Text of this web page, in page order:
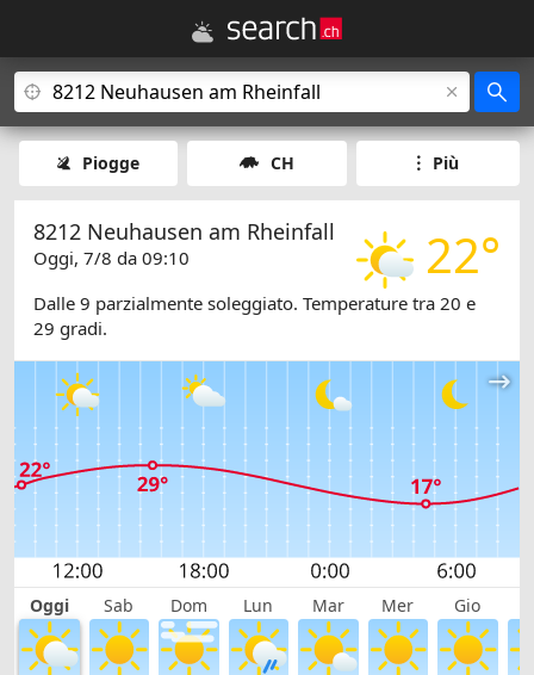
Piogge CH Più
22°
8212 Neuhausen am Rheinfall
Oggi, 7/8 da 09:10
Dalle 9 parzialmente soleggiato. Temperature tra 20 e
29 gradi.
Oggi Sab Dom Lun Mar Mer Gio